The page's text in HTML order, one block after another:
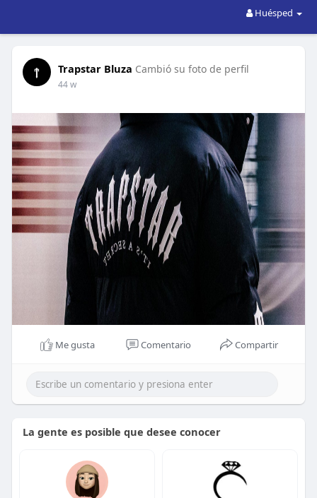
Huésped
Trapstar Bluza Cambió su foto de perfil
44 w
Me gusta Comentario Compartir
La gente es posible que desee conocer